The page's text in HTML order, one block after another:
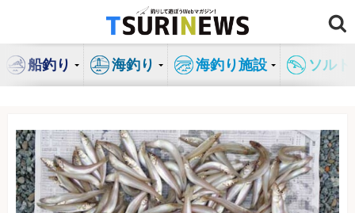
ン
船釣り 海釣り 海釣り施設 ソル